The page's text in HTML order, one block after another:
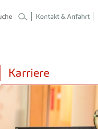
Kontakt & Anfahrt
Karriere